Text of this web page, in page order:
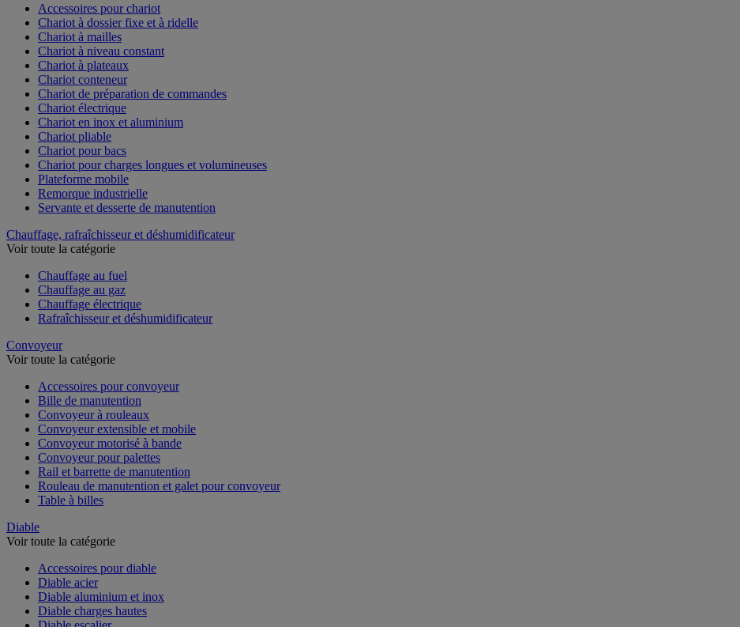
Accessoires pour chariot
Chariot à dossier fixe et à ridelle
Chariot à mailles
Chariot à niveau constant
Chariot à plateaux
Chariot conteneur
Chariot de préparation de commandes
Chariot électrique
Chariot en inox et aluminium
Chariot pliable
Chariot pour bacs
Chariot pour charges longues et volumineuses
Plateforme mobile
Remorque industrielle
Servante et desserte de manutention
Chauffage, rafraîchisseur et déshumidificateur
Voir toute la catégorie
Chauffage au fuel
Chauffage au gaz
Chauffage électrique
Rafraîchisseur et déshumidificateur
Convoyeur
Voir toute la catégorie
Accessoires pour convoyeur
Bille de manutention
Convoyeur à rouleaux
Convoyeur extensible et mobile
Convoyeur motorisé à bande
Convoyeur pour palettes
Rail et barrette de manutention
Rouleau de manutention et galet pour convoyeur
Table à billes
Diable
Voir toute la catégorie
Accessoires pour diable
Diable acier
Diable aluminium et inox
Diable charges hautes